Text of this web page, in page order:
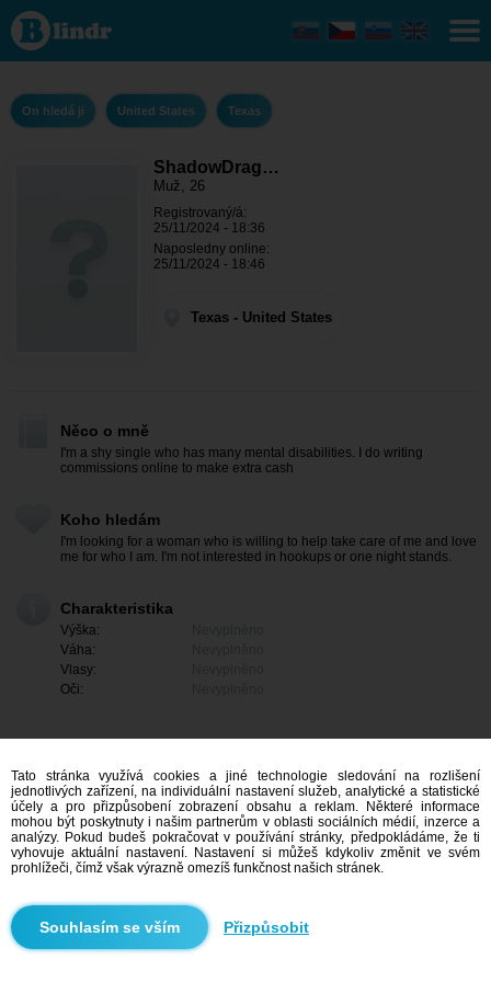
ShadowDragon
- On hledá ji
Texas
On hledá ji United States Texas
ShadowDrag…
Muž, 26
Registrovaný/á:
25/11/2024 - 18:36
Naposledny online:
25/11/2024 - 18:46
Texas - United States
Něco o mně
I'm a shy single who has many mental disabilities. I do writing
commissions online to make extra cash
Koho hledám
I'm looking for a woman who is willing to help take care of me and love
me for who I am. I'm not interested in hookups or one night stands.
Charakteristika
Výška:
Váha:
Vlasy:
Oči:
Tato stránka využívá cookies a jiné technologie sledování na rozlišení
jednotlivých zařízení, na individuální nastavení služeb, analytické a statistické
účely a pro přizpůsobení zobrazení obsahu a reklam. Některé informace
mohou být poskytnuty i našim partnerům v oblasti sociálních médií, inzerce a
analýzy. Pokud budeš pokračovat v používání stránky, předpokládáme, že ti
vyhovuje aktuální nastavení. Nastavení si můžeš kdykoliv změnit ve svém
prohlížeči, čímž však výrazně omezíš funkčnost našich stránek.
Přizpůsobit